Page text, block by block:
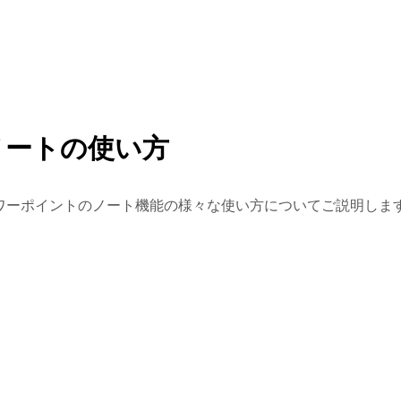
トの使い方
ーポイントのノート機能の様々な使い方についてご説明しま